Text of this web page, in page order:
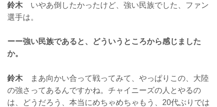
鈴木 いやあ倒したかったけど、強い民族でした、ファン
選手は。
ーー強い民族であると、どういうところから感じました
か。
鈴木 まあ向かい合って戦ってみて、やっぱりこの、大陸
の強さってあるんですかね。チャイニーズの人とやるの
は、どうだろう、本当にめちゃめちゃもう、20代ぶりでは